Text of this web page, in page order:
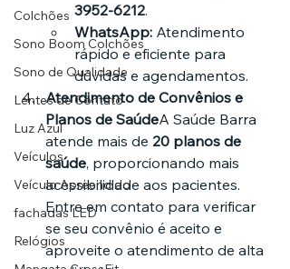
Colchões
Sono Boom Colchões
Sono de Qualidade
Lentes de Contato
Luz Azul
Veículos
Veículo Apreendido
fachadas LED
Relógios
3952-6212.
WhatsApp: Atendimento
rápido e eficiente para
dúvidas e agendamentos.
Atendimento de Convênios e
Planos de SaúdeA Saúde Barra
atende mais de 20 planos de
saúde, proporcionando mais
acessibilidade aos pacientes.
Entre em contato para verificar
se seu convênio é aceito e
aproveite o atendimento de alta